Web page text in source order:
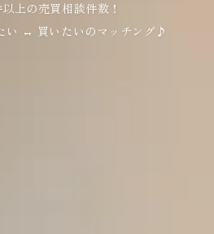
上の売買相談件数！
い ↔ 買いたいのマッチング♪